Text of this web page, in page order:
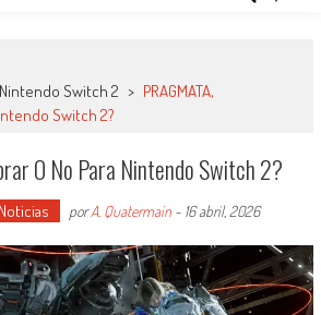
Nintendo Switch 2 > PRAGMATA,
Switch 2?
O No Para Nintendo Switch 2?
Noticias porA. Quatermain- 16 abril, 2026